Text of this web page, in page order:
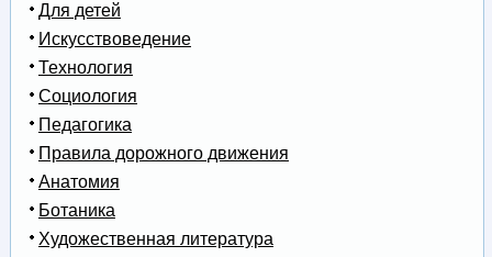
Для детей
Искусствоведение
Технология
Социология
Педагогика
Правила дорожного движения
Анатомия
Ботаника
Художественная литература